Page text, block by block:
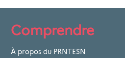
Comprendre
À propos du PRNTESN